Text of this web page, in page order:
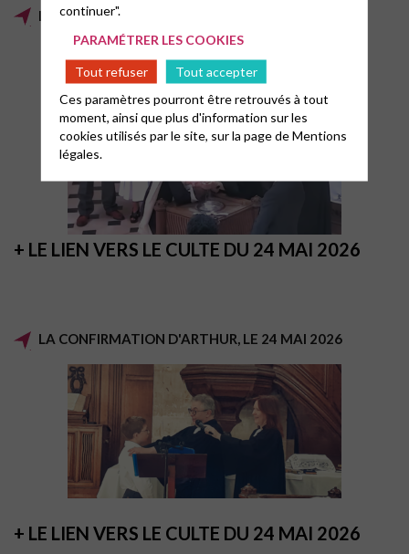
LE BAPTÊME DE CÉLESTE, LE 24 MAI 2026
+ LE LIEN VERS LE CULTE DU 24 MAI 2026
LA CONFIRMATION D'ARTHUR, LE 24 MAI 2026
+ LE LIEN VERS LE CULTE DU 24 MAI 2026
continuer".
PARAMÉTRER LES COOKIES
Tout refuser
Tout accepter
Ces paramètres pourront être retrouvés à tout
moment, ainsi que plus d'information sur les
cookies utilisés par le site, sur la page deMentions
légales.